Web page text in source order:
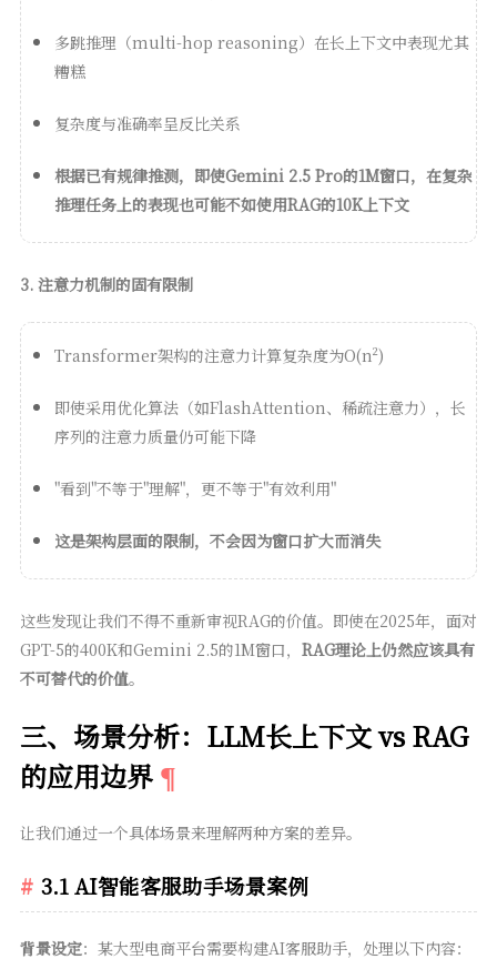
多跳推理（multi-hop reasoning）在长上下文中表现尤其
糟糕
复杂度与准确率呈反比关系
根据已有规律推测，即使Gemini 2.5 Pro的1M窗口，在复杂
推理任务上的表现也可能不如使用RAG的10K上下文
3. 注意力机制的固有限制
Transformer架构的注意力计算复杂度为O(n²)
即使采用优化算法（如FlashAttention、稀疏注意力），长
序列的注意力质量仍可能下降
"看到"不等于"理解"，更不等于"有效利用"
这是架构层面的限制，不会因为窗口扩大而消失
这些发现让我们不得不重新审视RAG的价值。即使在2025年，面对
GPT-5的400K和Gemini 2.5的1M窗口， RAG理论上仍然应该具有
不可替代的价值。
三、场景分析：LLM长上下文 vs RAG
的应用边界
让我们通过一个具体场景来理解两种方案的差异。
3.1 AI智能客服助手场景案例
背景设定：某大型电商平台需要构建AI客服助手，处理以下内容：